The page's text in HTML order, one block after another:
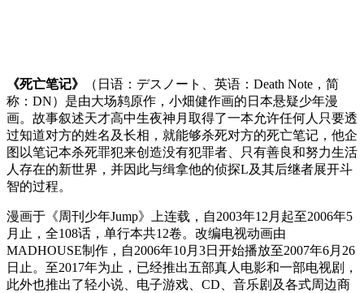
《死亡笔记》
（日语：デスノート、英语：Death Note，简
称：DN）是由大场鸫原作，小畑健作画的日本悬疑少年漫
画。故事叙述天才高中生夜神月取得了一本允许任何人只要透
过知道对方的姓名及长相，就能够杀死对方的死亡笔记，他企
图以笔记本杀死罪犯来创造没有犯罪者、只有善良和努力生活
人存在的新世界，并因此与缉拿他的侦探L及其后继者展开斗
智的过程。
漫画于《周刊少年Jump》上连载，自2003年12月起至2006年5
月止，全108话，单行本共12卷。改编电视动画由
MADHOUSE制作，自2006年10月3日开始播放至2007年6月26
日止。至2017年为止，已经推出五部真人电影和一部电视剧，
此外也推出了轻小说、电子游戏、CD、音乐剧及各式周边商